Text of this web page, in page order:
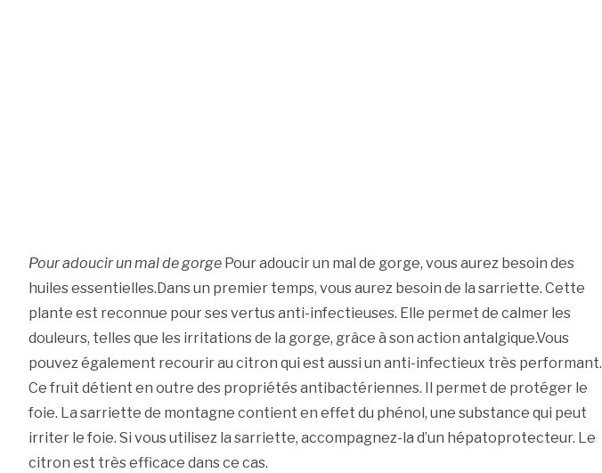
Pour adoucir un mal de gorge Pour adoucir un mal de gorge, vous aurez besoin des
huiles essentielles.Dans un premier temps, vous aurez besoin de la sarriette. Cette
plante est reconnue pour ses vertus anti-infectieuses. Elle permet de calmer les
douleurs, telles que les irritations de la gorge, grâce à son action antalgique.Vous
pouvez également recourir au citron qui est aussi un anti-infectieux très performant.
Ce fruit détient en outre des propriétés antibactériennes. Il permet de protéger le
foie. La sarriette de montagne contient en effet du phénol, une substance qui peut
irriter le foie. Si vous utilisez la sarriette, accompagnez-la d’un hépatoprotecteur. Le
citron est très efficace dans ce cas.